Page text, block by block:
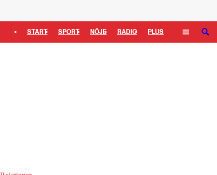
START SPORT NÖJE RADIO PLUS SÖK